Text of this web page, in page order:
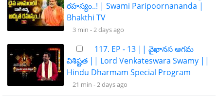
రహస్యం..! | Swami Paripoornananda |
Bhakthi TV
3 min -2 days ago
117. EP - 13 || వైఖానస ఆగమ
విశిష్టత || Lord Venkateswara Swamy ||
Hindu Dharmam Special Program
21 min -2 days ago